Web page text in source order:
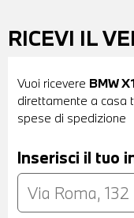
RICEVI IL
Vuoi ricevere BMW
direttamente a casa
spese di spedizione
Inserisci il tuo